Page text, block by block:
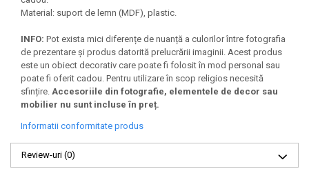
Material: suport de lemn (MDF), plastic.
INFO: Pot exista mici diferențe de nuanță a culorilor între fotografia
de prezentare și produs datorită prelucrării imaginii. Acest produs
este un obiect decorativ care poate fi folosit în mod personal sau
poate fi oferit cadou. Pentru utilizare în scop religios necesită
sfințire. Accesoriile din fotografie, elementele de decor sau
mobilier nu sunt incluse în preț.
Informatii conformitate produs
Review-uri (0)